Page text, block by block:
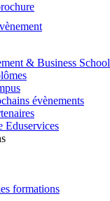
& Business School
évènements
Eduservices
formations